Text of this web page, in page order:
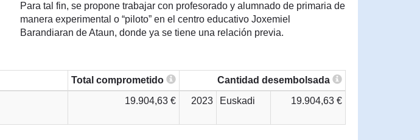
Para tal fin, se propone trabajar con profesorado y alumnado de primaria de
manera experimental o “piloto” en el centro educativo Joxemiel
Barandiaran de Ataun, donde ya se tiene una relación previa.
Total comprometido
Cantidad desembolsada
19.904,63 € 2023 Euskadi 19.904,63 €